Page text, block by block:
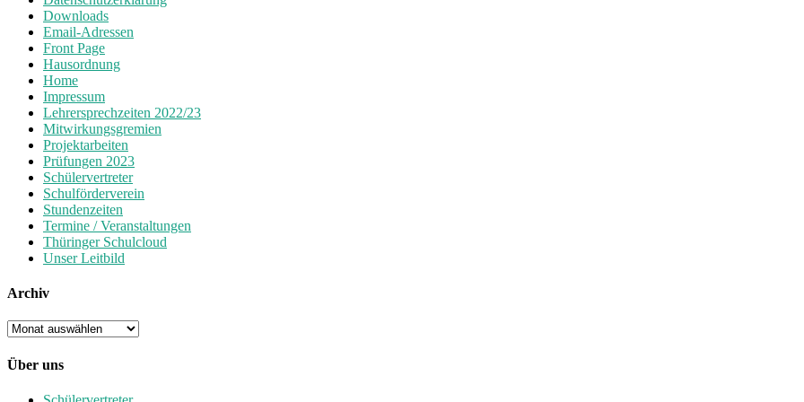
Downloads
Email-Adressen
Front Page
Hausordnung
Home
Impressum
Lehrersprechzeiten 2022/23
Mitwirkungsgremien
Projektarbeiten
Prüfungen 2023
Schülervertreter
Schulförderverein
Stundenzeiten
Termine / Veranstaltungen
Thüringer Schulcloud
Unser Leitbild
Archiv
Archiv
Über uns